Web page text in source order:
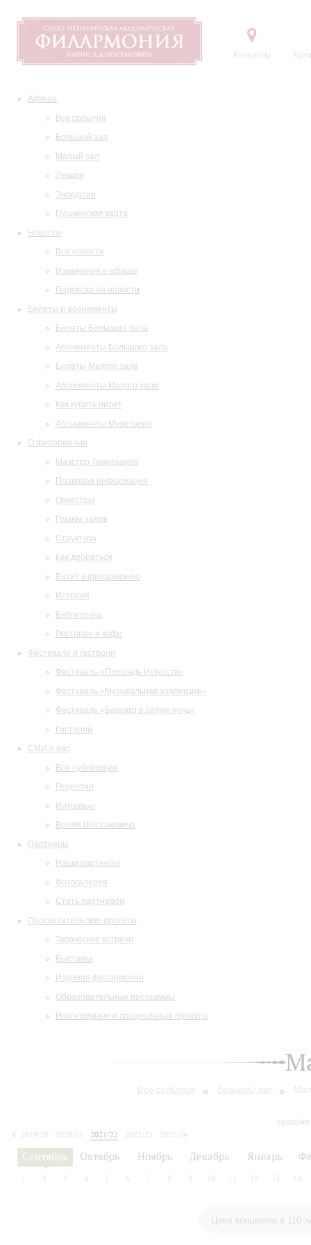
Контакты
Афиша
Все события
Большой зал
Малый зал
Лекции
Экскурсии
Пушкинская карта
Новости
Все новости
Изменения в афише
Подписка на новости
Билеты и абонементы
Билеты Большого зала
Абонементы Большого зала
Билеты Малого зала
Абонементы Малого зала
Как купить билет
Абонементы Музитория
О филармонии
Маэстро Темирканов
Правовая информация
Оркестры
Планы залов
Структура
Как добраться
Визит в филармонию
История
Библиотека
Ресторан и кафе
Фестивали и гастроли
Фестиваль «Площадь Искусств»
Фестиваль «Музыкальная коллекция»
Фестиваль «Барокко в белую ночь»
Гастроли
СМИ о нас
Все публикации
Рецензии
Интервью
Время Шостаковича
Партнеры
Наши партнеры
Фотогалерея
Стать партнером
Просветительские проекты
Творческие встречи
Выставки
Издания филармонии
Образовательные программы
Инклюзивные и специальные проекты
Все события Большой зал
2019/20
2020/21 2021/22 2022/23
2023/24
2024/25
2025/26
Сентябрь Октябрь Ноябрь Декабрь Январь
2 3 4 5 6 7 8 9 10 11 12 13 14
Цикл концертов к